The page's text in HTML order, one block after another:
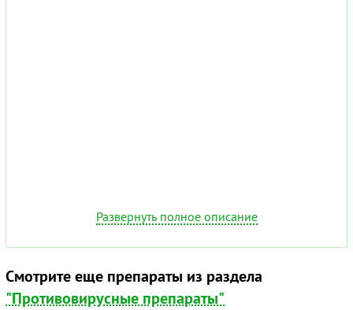
Развернуть полное описание
Смотрите еще препараты из раздела
"Противовирусные препараты"